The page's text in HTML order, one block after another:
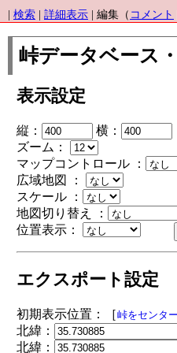
検索 詳細表示 | 編集（ コメント
峠データベース
表示設定
縦：
横：
ズーム：
マップコントロール ：
広域地図 ：
スケール ：
地図切り替え ：
位置表示：
エクスポート設定
初期表示位置：［峠をセンタ
北緯：
北緯：